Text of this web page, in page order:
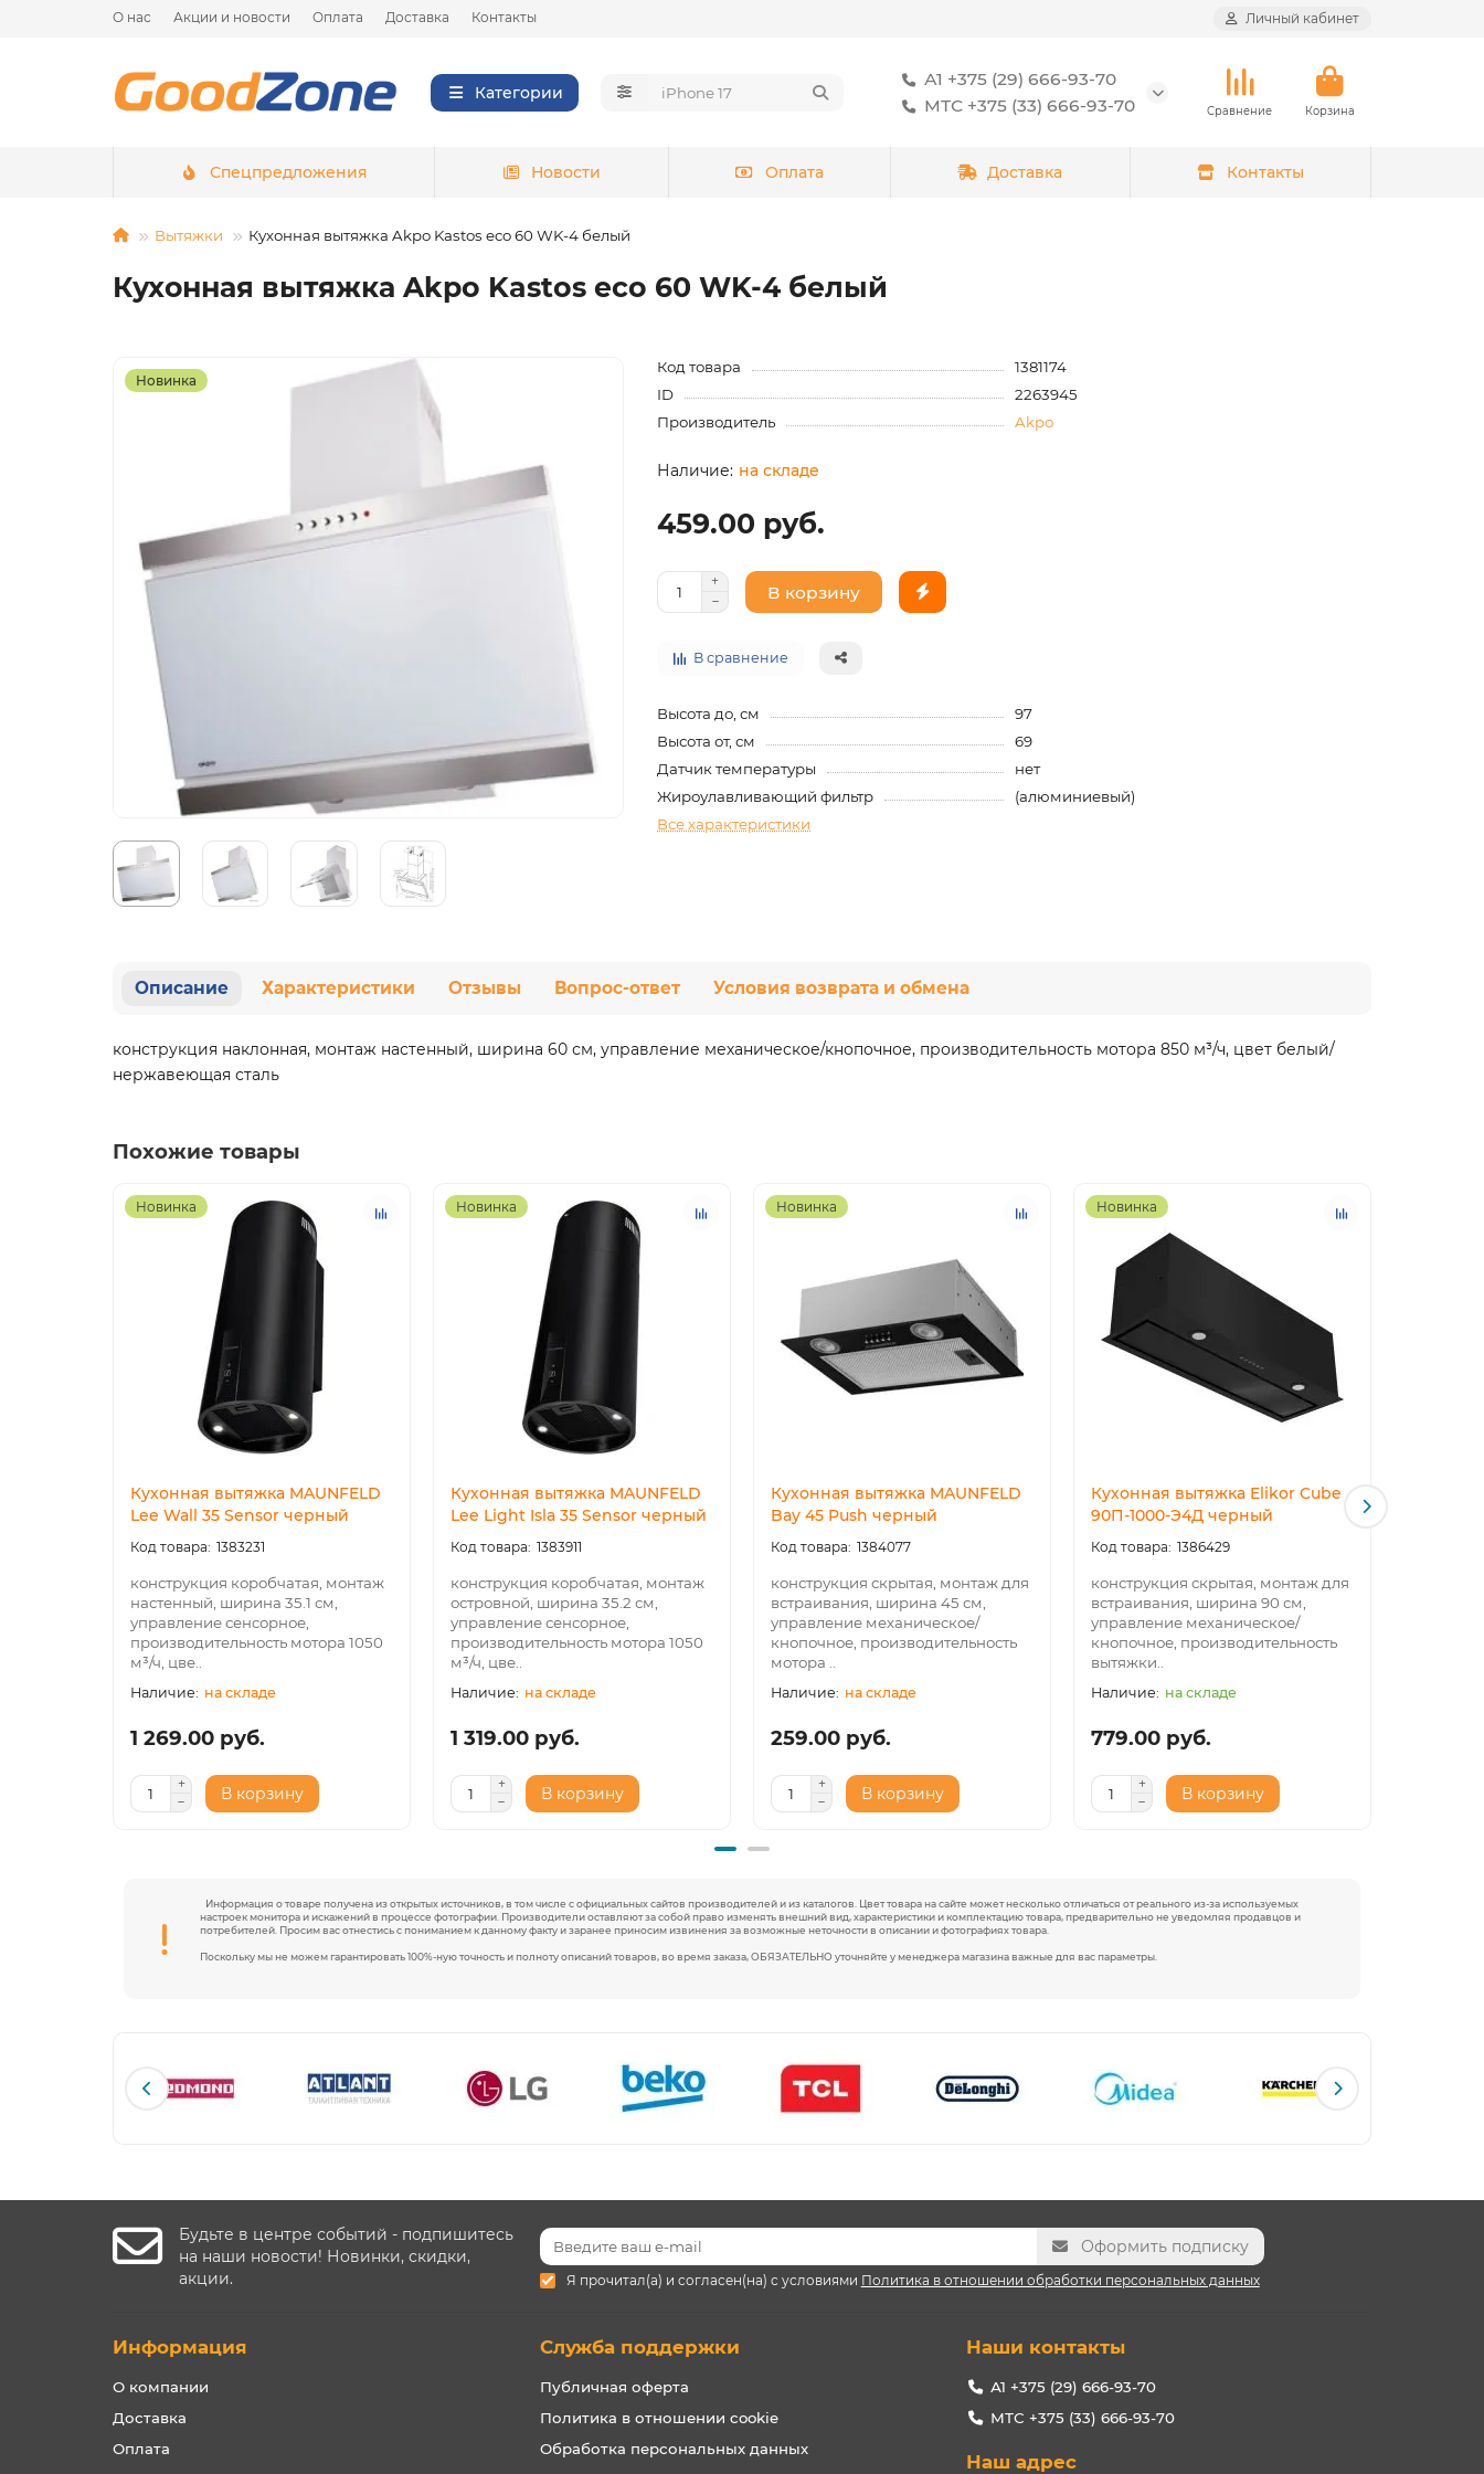
О нас Акции и новости Оплата Доставка Контакты Личный кабинет
Категории
А1 +375 (29) 666-93-70
МТС +375 (33) 666-93-70
Сравнение Корзина
Спецпредложения Новости Оплата Доставка Контакты
Вытяжки Кухонная вытяжка Akpo Kastos eco 60 WK-4 белый
Кухонная вытяжка Akpo Kastos eco 60 WK-4 белый
Новинка
Код товара
1381174
ID
2263945
Производитель
Akpo
на складе
459.00 руб.
В корзину
В сравнение
Высота до, см
97
Высота от, см
69
Датчик температуры
нет
Жироулавливающий фильтр
(алюминиевый)
Все характеристики
Описание Характеристики Отзывы Вопрос-ответ Условия возврата и обмена
конструкция наклонная, монтаж настенный, ширина 60 см, управление механическое/кнопочное, производительность мотора 850 м³/ч, цвет белый/
нержавеющая сталь
Похожие товары
Новинка
Кухонная вытяжка MAUNFELD
Lee Wall 35 Sensor черный
1383231
конструкция коробчатая, монтаж
настенный, ширина 35.1 см,
управление сенсорное,
производительность мотора 1050
м³/ч, цве..
на складе
1 269.00 руб.
В корзину
Новинка
Кухонная вытяжка MAUNFELD
Lee Light Isla 35 Sensor черный
1383911
конструкция коробчатая, монтаж
островной, ширина 35.2 см,
управление сенсорное,
производительность мотора 1050
м³/ч, цве..
на складе
1 319.00 руб.
В корзину
Новинка
Кухонная вытяжка MAUNFELD
Bay 45 Push черный
1384077
конструкция скрытая, монтаж для
встраивания, ширина 45 см,
управление механическое/
кнопочное, производительность
мотора ..
на складе
259.00 руб.
В корзину
Новинка
Кухонная вытяжка Elikor Cube
90П-1000-Э4Д черный
1386429
конструкция скрытая, монтаж для
встраивания, ширина 90 см,
управление механическое/
кнопочное, производительность
вытяжки..
на складе
779.00 руб.
В корзину
Информация о товаре получена из открытых источников, в том числе с официальных сайтов производителей и из каталогов. Цвет товара на сайте может несколько отличаться от реального из-за используемых
настроек монитора и искажений в процессе фотографии. Производители оставляют за собой право изменять внешний вид, характеристики и комплектацию товара, предварительно не уведомляя продавцов и
потребителей. Просим вас отнестись с пониманием к данному факту и заранее приносим извинения за возможные неточности в описании и фотографиях товара.
Поскольку мы не можем гарантировать 100%-ную точность и полноту описаний товаров, во время заказа, ОБЯЗАТЕЛЬНО уточняйте у менеджера магазина важные для вас параметры.
Будьте в центре событий - подпишитесь
на наши новости! Новинки, скидки,
акции.
Оформить подписку
Я прочитал(а) и согласен(на) с условиями Политика в отношении обработки персональных данных
Информация
О компании
Доставка
Оплата
Служба поддержки
Публичная оферта
Политика в отношении cookie
Обработка персональных данных
Наши контакты
А1 +375 (29) 666-93-70
МТС +375 (33) 666-93-70
Наш адрес